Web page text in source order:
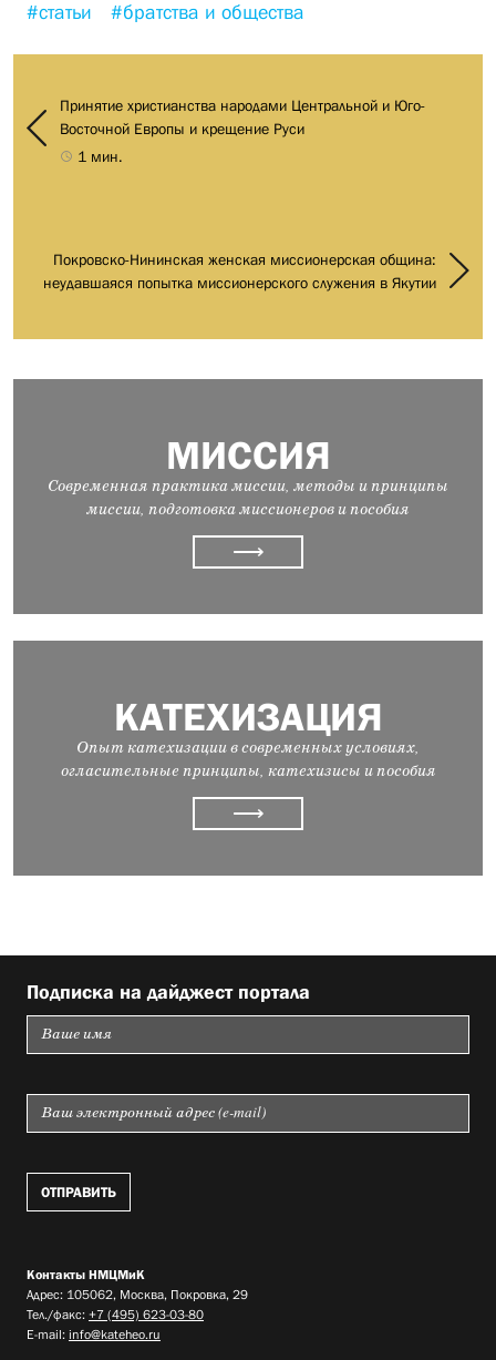
#статьи #братства и общества
Принятие христианства народами Центральной и Юго-
Восточной Европы и крещение Руси
1 мин.
Покровско-Нининская женская миссионерская община:
неудавшаяся попытка миссионерского служения в Якутии
МИССИЯ
Современная практика миссии, методы и принципы
миссии, подготовка миссионеров и пособия
⟶
КАТЕХИЗАЦИЯ
Опыт катехизации в современных условиях,
огласительные принципы, катехизисы и пособия
⟶
Подписка на дайджест портала
Контакты НМЦМиК
Адрес: 105062, Москва, Покровка, 29
Тел./факс: +7 (495) 623-03-80
E-mail: info@kateheo.ru